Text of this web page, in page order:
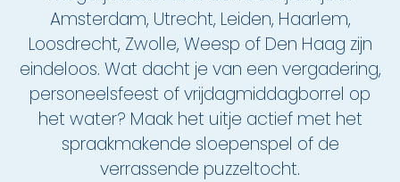
Den Haag
Loosdrecht
Vecht
Tarieven
Amsterdam, Utrecht, Leiden, Haarlem,
Loosdrecht, Zwolle, Weesp of Den Haag zijn
eindeloos. Wat dacht je van een vergadering,
personeelsfeest of vrijdagmiddagborrel op
het water? Maak het uitje actief met het
spraakmakende sloepenspel of de
verrassende puzzeltocht.